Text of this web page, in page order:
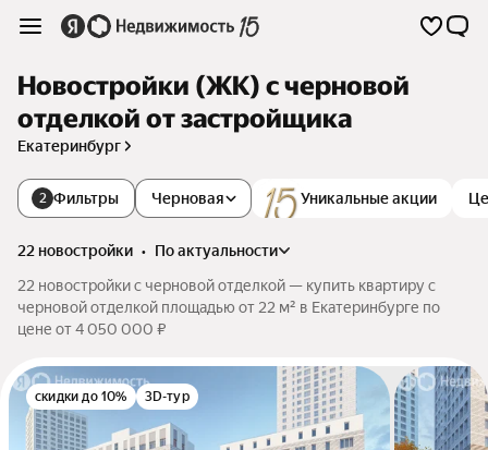
Новостройки (ЖК) с черновой
отделкой от застройщика
Екатеринбург
2 Фильтры Уникальные акции
Черновая
22 новостройки •
по актуальности
22 новостройки с черновой отделкой — купить квартиру с
черновой отделкой площадью от 22 м² в Екатеринбурге по
цене от 4 050 000 ₽
скидки до 10% 3D-тур